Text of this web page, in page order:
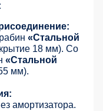
«Стальной
18 мм). Со
«Стальной
мм).
амортизатора.